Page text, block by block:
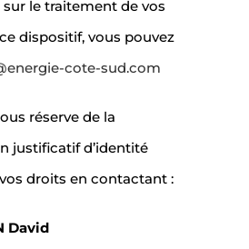
le traitement de vos
dispositif, vous pouvez
cote-sud.com
réserve de la
justificatif d’identité
droits en contactant :
David